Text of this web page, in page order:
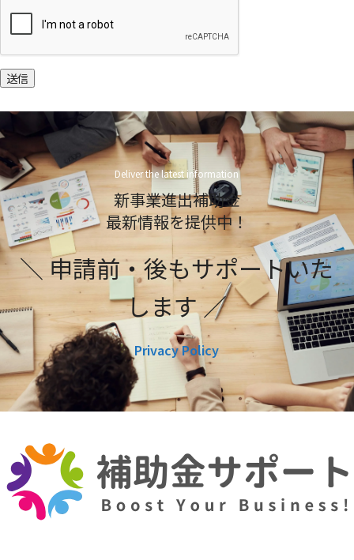
送信
Deliver the latest information
新事業進出補助金
最新情報を提供中！
＼ 申請前・後もサポートいた
します ／
Privacy Policy